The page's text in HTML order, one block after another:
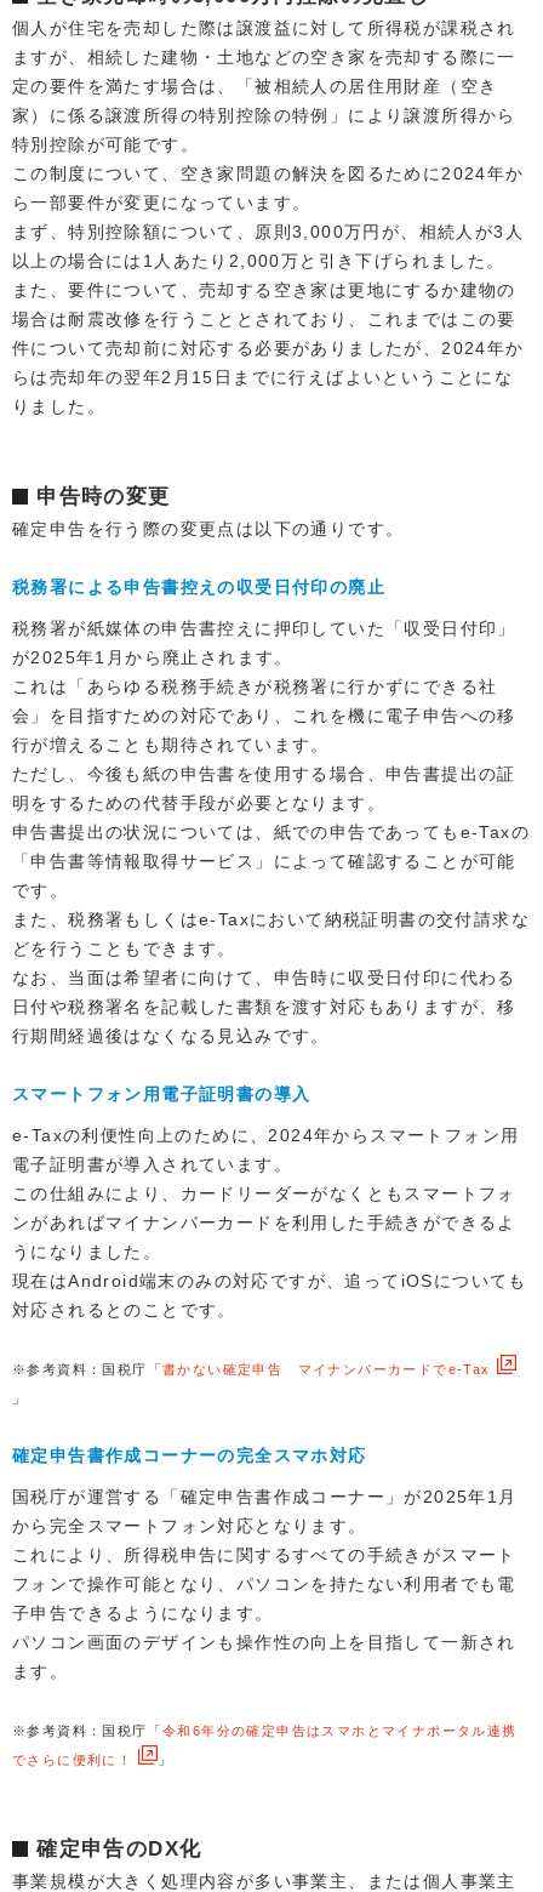
個人が住宅を売却した際は譲渡益に対して所得税が課税され
ますが、相続した建物・土地などの空き家を売却する際に一
定の要件を満たす場合は、「被相続人の居住用財産（空き
家）に係る譲渡所得の特別控除の特例」により譲渡所得から
特別控除が可能です。
この制度について、空き家問題の解決を図るために2024年か
ら一部要件が変更になっています。
まず、特別控除額について、原則3,000万円が、相続人が3人
以上の場合には1人あたり2,000万と引き下げられました。
また、要件について、売却する空き家は更地にするか建物の
場合は耐震改修を行うこととされており、これまではこの要
件について売却前に対応する必要がありましたが、2024年か
らは売却年の翌年2月15日までに行えばよいということにな
りました。
申告時の変更
確定申告を行う際の変更点は以下の通りです。
税務署による申告書控えの収受日付印の廃止
税務署が紙媒体の申告書控えに押印していた「収受日付印」
が2025年1月から廃止されます。
これは「あらゆる税務手続きが税務署に行かずにできる社
会」を目指すための対応であり、これを機に電子申告への移
行が増えることも期待されています。
ただし、今後も紙の申告書を使用する場合、申告書提出の証
明をするための代替手段が必要となります。
申告書提出の状況については、紙での申告であってもe-Taxの
「申告書等情報取得サービス」によって確認することが可能
です。
また、税務署もしくはe-Taxにおいて納税証明書の交付請求な
どを行うこともできます。
なお、当面は希望者に向けて、申告時に収受日付印に代わる
日付や税務署名を記載した書類を渡す対応もありますが、移
行期間経過後はなくなる見込みです。
スマートフォン用電子証明書の導入
e-Taxの利便性向上のために、2024年からスマートフォン用
電子証明書が導入されています。
この仕組みにより、カードリーダーがなくともスマートフォ
ンがあればマイナンバーカードを利用した手続きができるよ
うになりました。
現在はAndroid端末のみの対応ですが、追ってiOSについても
対応されるとのことです。
※参考資料：国税庁「書かない確定申告 マイナンバーカードでe-Tax
」
確定申告書作成コーナーの完全スマホ対応
国税庁が運営する「確定申告書作成コーナー」が2025年1月
から完全スマートフォン対応となります。
これにより、所得税申告に関するすべての手続きがスマート
フォンで操作可能となり、パソコンを持たない利用者でも電
子申告できるようになります。
パソコン画面のデザインも操作性の向上を目指して一新され
ます。
※参考資料：国税庁「令和6年分の確定申告はスマホとマイナポータル連携
でさらに便利に！
」
確定申告のDX化
事業規模が大きく処理内容が多い事業主、または個人事業主